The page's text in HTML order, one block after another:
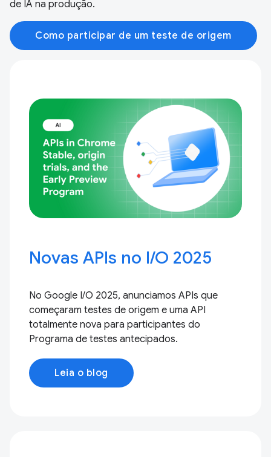
de IA na produção.
Como participar de um teste de origem
Novas APIs no I / O 2025
No Google I / O 2025, anunciamos APIs que
começaram testes de origem e uma API
totalmente nova para participantes do
Programa de testes antecipados.
Leia o blog